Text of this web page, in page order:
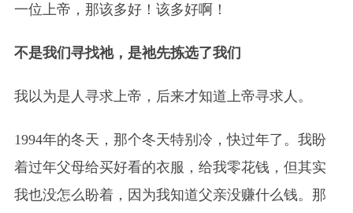
一位上帝，那该多好！该多好啊！
不是我们寻找祂，是祂先拣选了我们
我以为是人寻求上帝，后来才知道上帝寻求人。
1994年的冬天，那个冬天特别冷，快过年了。我盼
着过年父母给买好看的衣服，给我零花钱，但其实
我也没怎么盼着，因为我知道父亲没赚什么钱。那